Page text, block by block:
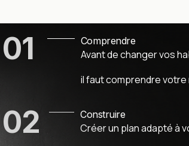
01 Comprendre
Avant de changer vos
il faut comprendre votre
02 Construire
Créer un plan adapté à